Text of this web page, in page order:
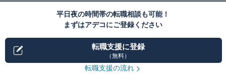
平日夜の時間帯の転職相談も可能！
まずはアデコにご登録ください
転職支援に登録
（無料）
転職支援の流れ